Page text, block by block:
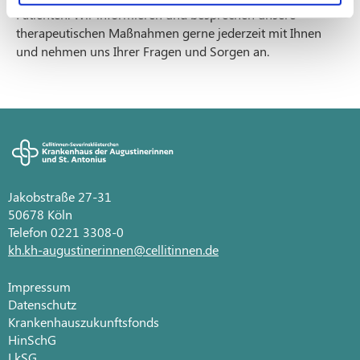
Patienten. Wir informieren und besprechen unsere
therapeutischen Maßnahmen gerne jederzeit mit Ihnen
und nehmen uns Ihrer Fragen und Sorgen an.
Jakobstraße 27-31
50678 Köln
Telefon 0221 3308-0
kh.kh-augustinerinnen@cellitinnen.de
Impressum
Datenschutz
Krankenhauszukunftsfonds
HinSchG